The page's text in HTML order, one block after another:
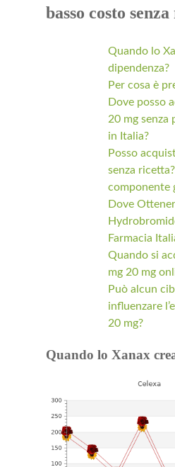
basso costo
Quando lo
dipendenza?
Per cosa è
Dove posso
20 mg senza
in Italia?
Posso
senza ricetta?
componente
Dove
Farmacia
Quando si
mg 20 mg
Può alcun
influenzare
20 mg?
Quando lo Xanax